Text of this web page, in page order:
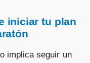
iniciar tu plan
implica seguir un